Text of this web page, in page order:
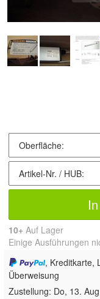
10+ Auf Lager
Einige Ausführungen
, Kreditkarte,
Überweisung
Zustellung: Do, 13.